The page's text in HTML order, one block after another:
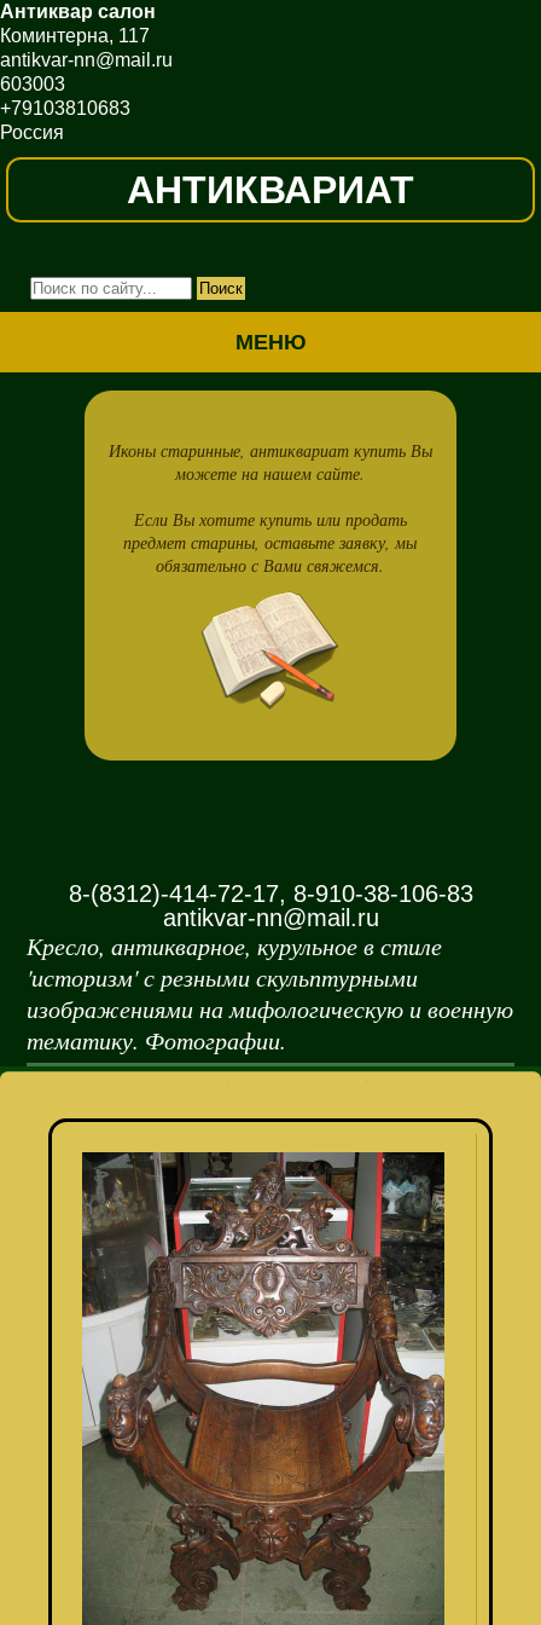
Антиквар салон
Коминтерна, 117
antikvar-nn@mail.ru
603003
+79103810683
Россия
АНТИКВАРИАТ
МЕНЮ
Иконы старинные, антиквариат купить Вы
можете на нашем сайте.
Если Вы хотите купить или продать
предмет старины, оставьте заявку, мы
обязательно с Вами свяжемся.
8-(8312)-414-72-17, 8-910-38-106-83
antikvar-nn@mail.ru
Кресло, антикварное, курульное в стиле
'историзм' с резными скульптурными
изображениями на мифологическую и военную
тематику. Фотографии.